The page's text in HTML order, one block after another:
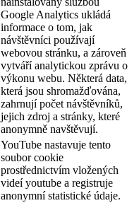
Google Analytics ukládá
informace o tom, jak
návštěvníci používají
webovou stránku, a zároveň
vytváří analytickou zprávu o
výkonu webu. Některá data,
která jsou shromažďována,
zahrnují počet návštěvníků,
jejich zdroj a stránky, které
anonymně navštěvují.
YouTube nastavuje tento
soubor cookie
prostřednictvím vložených
videí youtube a registruje
anonymní statistické údaje.